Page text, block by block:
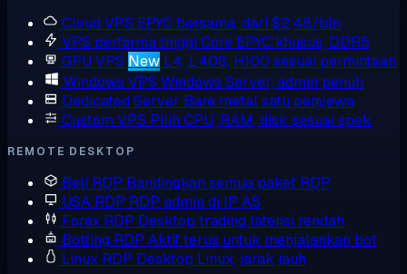
Cloud VPS EPYC bersama, dari $2,48/bln
VPS performa tinggi Core EPYC khusus, DDR5
GPU VPS New L4, L40S, H100 sesuai permintaan
Windows VPS Windows Server, admin penuh
Dedicated Server Bare metal satu penyewa
Custom VPS Pilih CPU, RAM, disk sesuai spek
REMOTE DESKTOP
Beli RDP Bandingkan semua paket RDP
USA RDP RDP admin di IP AS
Forex RDP Desktop trading latensi rendah
Botting RDP Aktif terus untuk menjalankan bot
Linux RDP Desktop Linux, jarak jauh